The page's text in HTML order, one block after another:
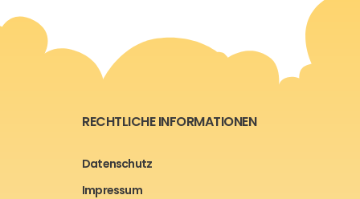
RECHTLICHE INFORMATIONEN
Datenschutz
Impressum